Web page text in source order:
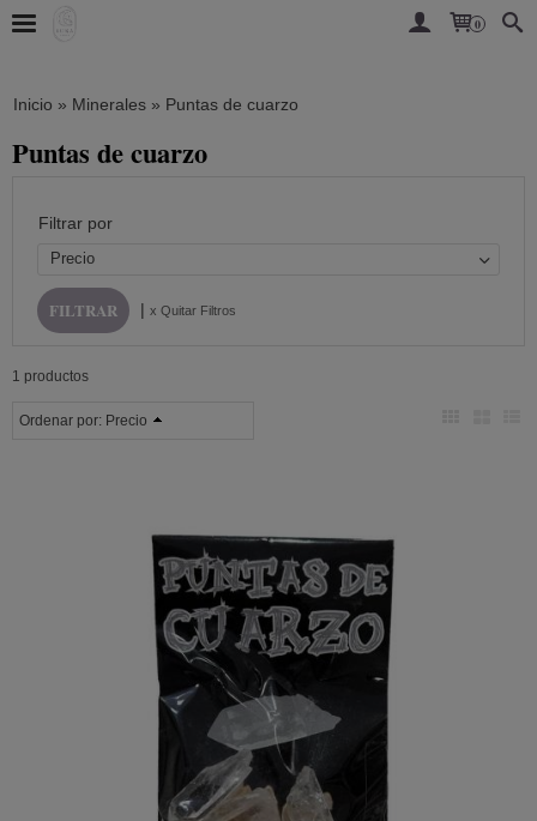
0
Inicio » Minerales » Puntas de cuarzo
Puntas de cuarzo
Filtrar por
Precio
| x Quitar Filtros
1 productos
Ordenar por: Precio